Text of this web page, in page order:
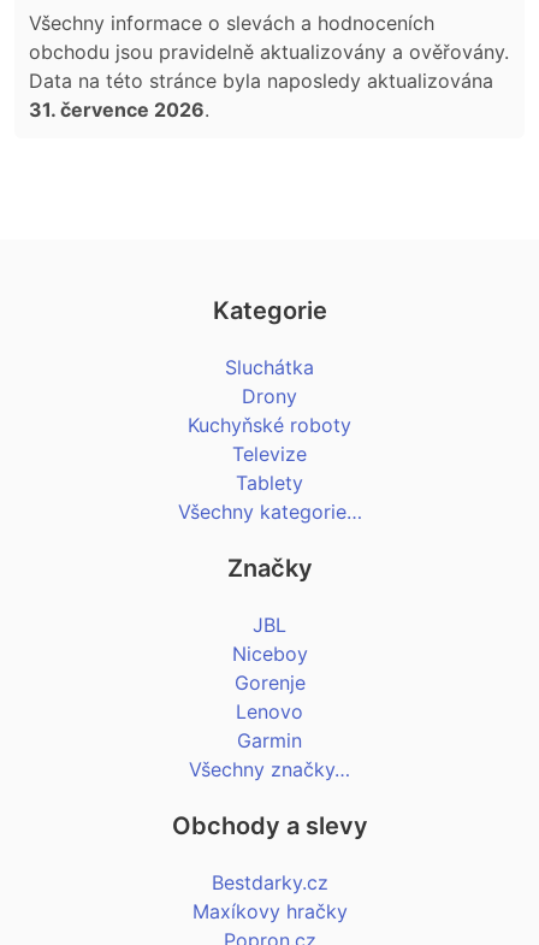
Všechny informace o slevách a hodnoceních
obchodu jsou pravidelně aktualizovány a ověřovány.
Data na této stránce byla naposledy aktualizována
31. července 2026.
Kategorie
Sluchátka
Drony
Kuchyňské roboty
Televize
Tablety
Všechny kategorie…
Značky
JBL
Niceboy
Gorenje
Lenovo
Garmin
Všechny značky…
Obchody a slevy
Bestdarky.cz
Maxíkovy hračky
Popron.cz